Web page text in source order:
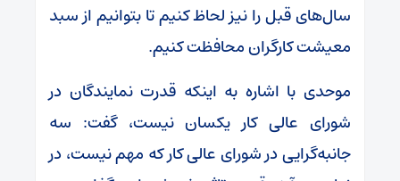
سال‌های قبل را نیز لحاظ کنیم تا بتوانیم از سبد
معیشت کارگران محافظت کنیم.
موحدی با اشاره به اینکه قدرت نمایندگان در
شورای عالی کار یکسان نیست، گفت: سه
جانبه‌گرایی در شورای عالی کار که مهم نیست، در